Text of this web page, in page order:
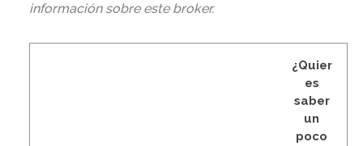
información sobre este broker.
¿Quier
es
saber
un
poco